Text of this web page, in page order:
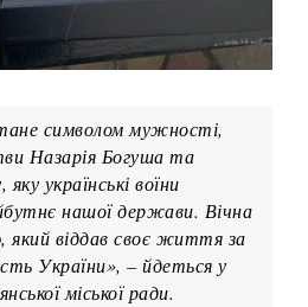
символом мужності,
Назарія Богуша та
українські воїни
нашої держави. Вічна
який віддав своє життя за
України», – йдеться у
міської ради.